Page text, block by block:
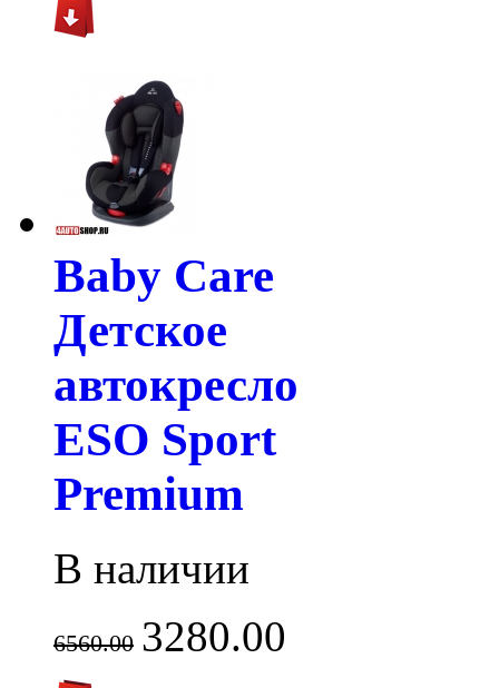
Baby Care
Детское
автокресло
ESO Sport
Premium
В наличии
6560.00 3280.00